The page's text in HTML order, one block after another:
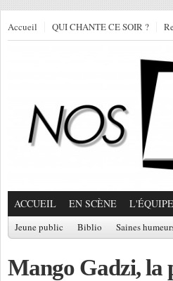
Accueil QUI CHANTE CE SOIR ?
ACCUEIL EN SCÈNE L'ÉQUIPE
Jeune public Biblio Saines
Mango Gadzi, la